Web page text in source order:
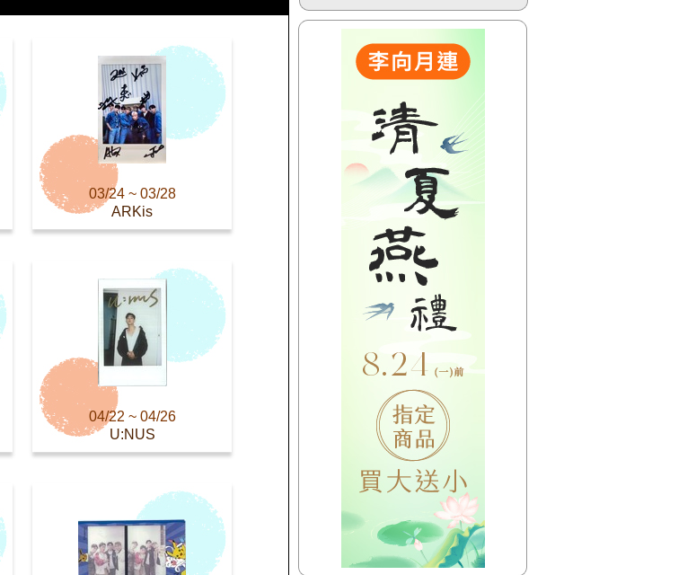
03/24 ~ 03/28
ARKis
04/22 ~ 04/26
U:NUS
【HitFm正在進行】
(宜蘭)
(宜蘭)只想聽音樂
【HitFm正在進行】
東台灣夜未眠
(花東)只想聽音樂